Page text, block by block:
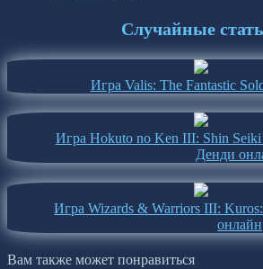
Случайные
Игра Valis: The Fantastic
Игра Hokuto no Ken III: Shin Seiki
Денди
Игра Wizards & Warriors III:
онлайн
Вам также может понравиться